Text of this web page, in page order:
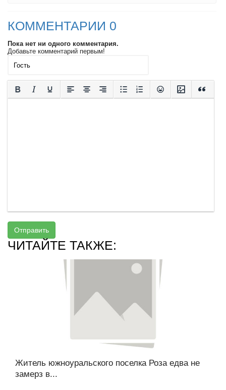
КОММЕНТАРИИ 0
Пока нет ни одного комментария.
Добавьте комментарий первым!
Отправить
ЧИТАЙТЕ ТАКЖЕ:
Житель южноуральского поселка Роза едва не
замерз в...